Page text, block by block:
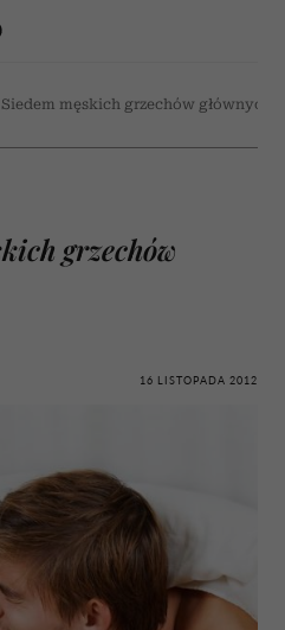
Siedem męskich grzechów głównych
grzechów
16 LISTOPADA 2012